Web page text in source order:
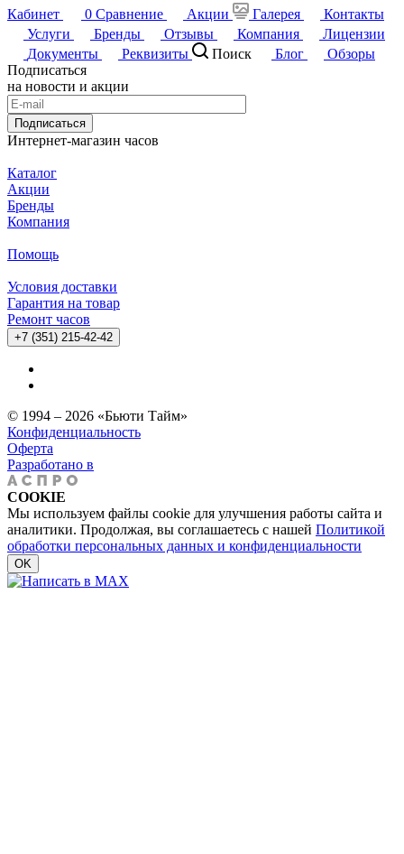
Кабинет 0 Сравнение Акции Галерея
Контакты
Услуги
Бренды Отзывы Компания
Лицензии
Документы
Реквизиты Поиск Блог
Обзоры
Подписаться
на новости и акции
Подписаться
Интернет-магазин часов
Каталог
Акции
Бренды
Компания
Помощь
Условия доставки
Гарантия на товар
Ремонт часов
+7 (351) 215-42-42
© 1994 – 2026 «Бьюти Тайм»
Конфиденциальность
Оферта
Разработано в
COOKIE
Мы используем файлы cookie для улучшения работы сайта и
аналитики. Продолжая, вы соглашаетесь с нашей Политикой
обработки персональных данных и конфиденциальности
OK